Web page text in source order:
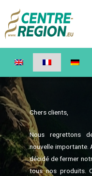
Chers clients,
Nous regrettons
nouvelle importante.
décidé de fermer
tous nos produits.